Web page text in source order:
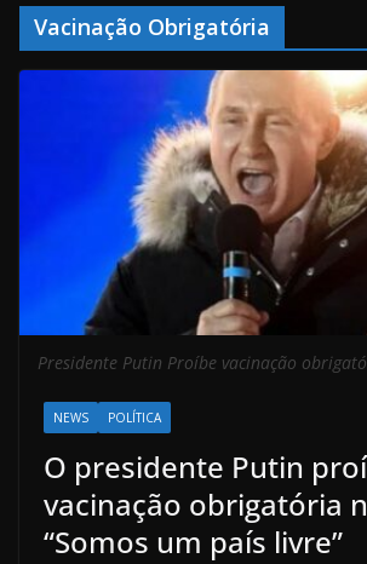
Vacinação Obrigatória
Presidente Putin Proíbe vacinação
NEWS POLÍTICA
O presidente Putin
vacinação obrigatória
“Somos um país livre”